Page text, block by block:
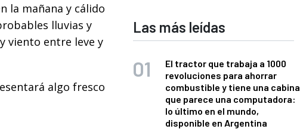
la mañana y cálido
lluvias y
viento entre leve y
algo fresco
Las más leídas
El tractor que trabaja a 1000
revoluciones para ahorrar
combustible y tiene una cabina
que parece una computadora:
lo último en el mundo,
disponible en Argentina